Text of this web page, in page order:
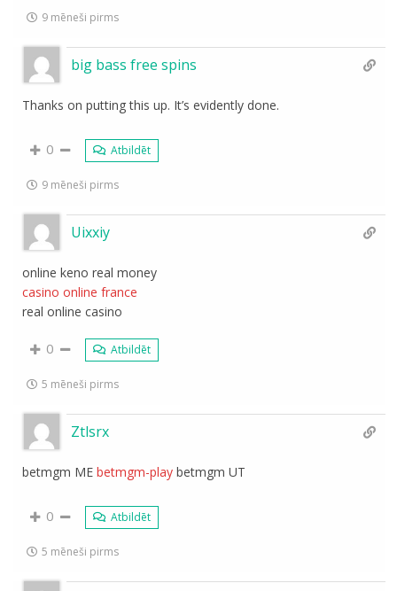
9 mēneši pirms
big bass free spins
Thanks on putting this up. It’s evidently done.
0 Atbildēt
9 mēneši pirms
Uixxiy
online keno real money
casino online france
real online casino
0 Atbildēt
5 mēneši pirms
Ztlsrx
betmgm MEbetmgm-play betmgm UT
0 Atbildēt
5 mēneši pirms